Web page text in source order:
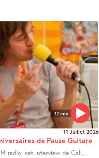
12 min
11 Juillet 2026
de Pause Guitare
radio, cet interview de Cali,...